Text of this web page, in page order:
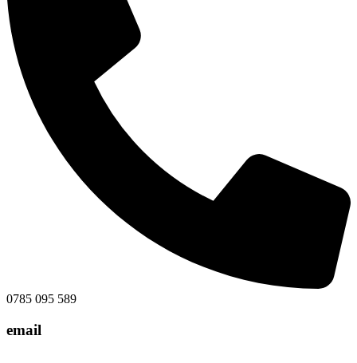
0785 095 589
email